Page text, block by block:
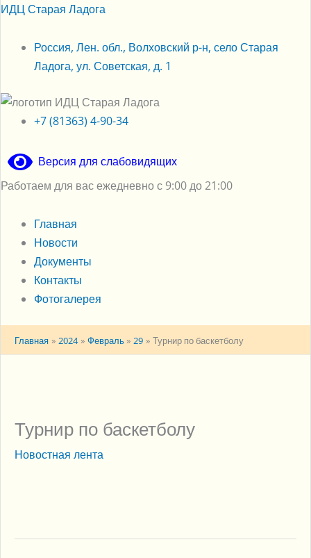
Перейти
содержимому
ИДЦ Старая Ладога
Россия, Лен. обл., Волховский р-н, село Старая
Ладога, ул. Советская, д. 1
+7 (81363) 4-90-34
Версия для слабовидящих
Работаем для вас ежедневно с 9:00 до 21:00
Меню
Главная
Новости
Документы
Контакты
Фотогалерея
Главная 2024 Февраль 29 Турнир по баскетболу
Турнир по баскетболу
Новостная лента
Меню